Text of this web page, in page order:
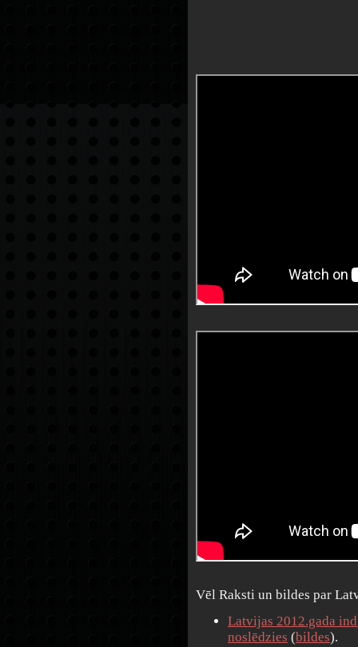
Vēl Raksti un bildes par
Latvijas 2012.gada
noslēdzies (bildes).